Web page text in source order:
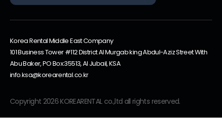
Korea Rental Middle East Company
101 Business Tower #112 District Al Murgab king Abdul-Aziz Street With
Abu Baker, PO Box:35513, Al Jubail, KSA
info.ksa@korearental.co.kr
Copyright 2026 KOREARENTAL co.,ltd all rights reserved.